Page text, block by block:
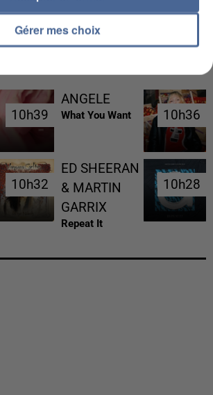
10h39
10h39
ANGELE
What You Want 10h36
10h36
10h32
10h32
ED SHEERAN
& MARTIN
GARRIX
Repeat It
10h28
10h28
Gérer mes choix